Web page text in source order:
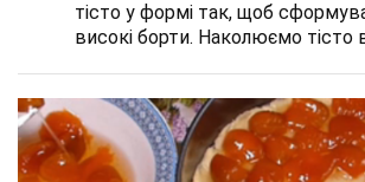
тісто у формі так, щоб
високі борти. Наколюємо тісто